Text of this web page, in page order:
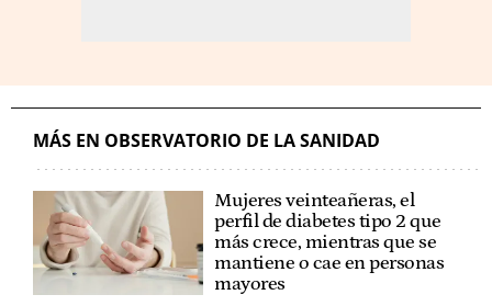
MÁS EN OBSERVATORIO DE LA SANIDAD
Mujeres veinteañeras, el
perfil de diabetes tipo 2 que
más crece, mientras que se
mantiene o cae en personas
mayores